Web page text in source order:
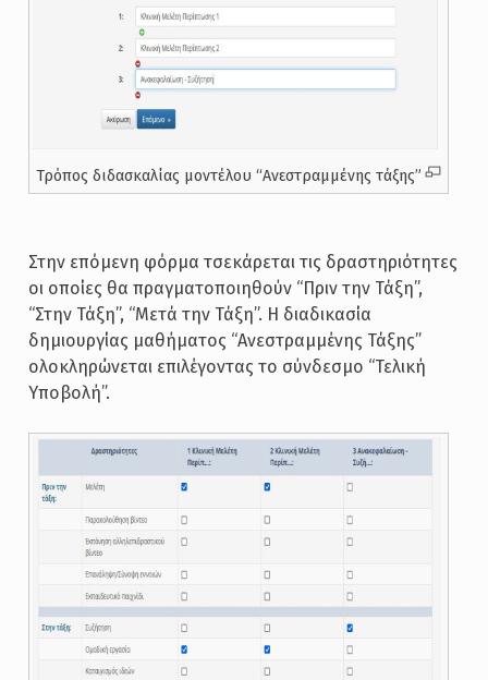
Τρόπος διδασκαλίας μοντέλου “Ανεστραμμένης τάξης”
Στην επόμενη φόρμα τσεκάρεται τις δραστηριότητες
οι οποίες θα πραγματοποιηθούν “Πριν την Τάξη”,
“Στην Τάξη”, “Μετά την Τάξη”. Η διαδικασία
δημιουργίας μαθήματος “Ανεστραμμένης Τάξης”
ολοκληρώνεται επιλέγοντας το σύνδεσμο “Τελική
Υποβολή”.